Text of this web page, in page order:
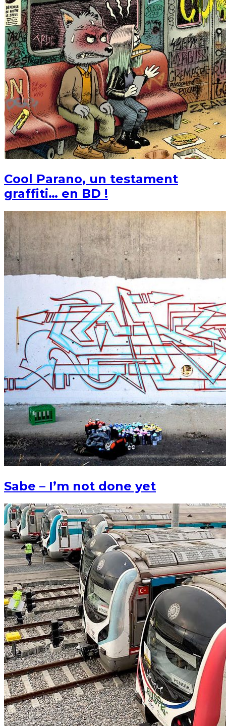
Cool Parano, un testament
graffiti… en BD !
Sabe – I’m not done yet